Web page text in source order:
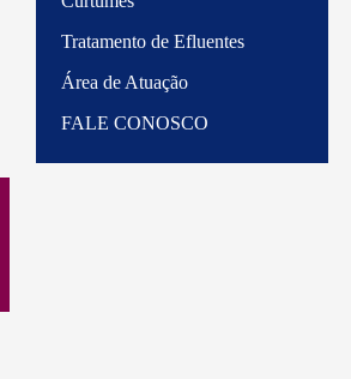
Tratamento de Efluentes
Área de Atuação
FALE CONOSCO